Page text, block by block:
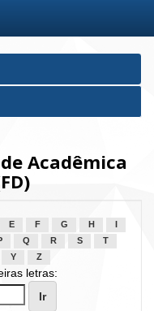
Acadêmica
E F G H
Q R S
T
Y Z
letras: